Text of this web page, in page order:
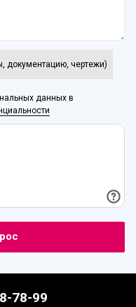
документацию, чертежи)
данных в
78-99